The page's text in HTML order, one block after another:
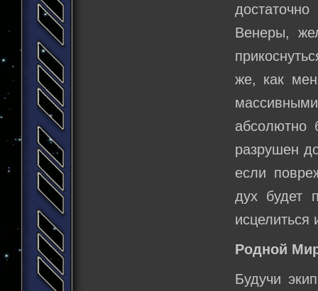
Венеры,
же, как
абсолютно
разрушен
если
дух будет
исцелиться
Родной
Будучи